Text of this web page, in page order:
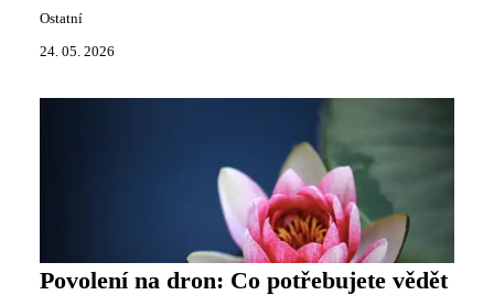
Ostatní
24. 05. 2026
Povolení na dron: Co potřebujete vědět